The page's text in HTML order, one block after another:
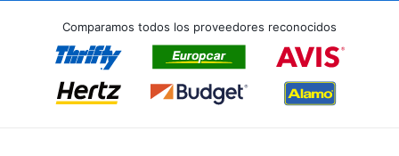
Comparamos todos los proveedores reconocidos